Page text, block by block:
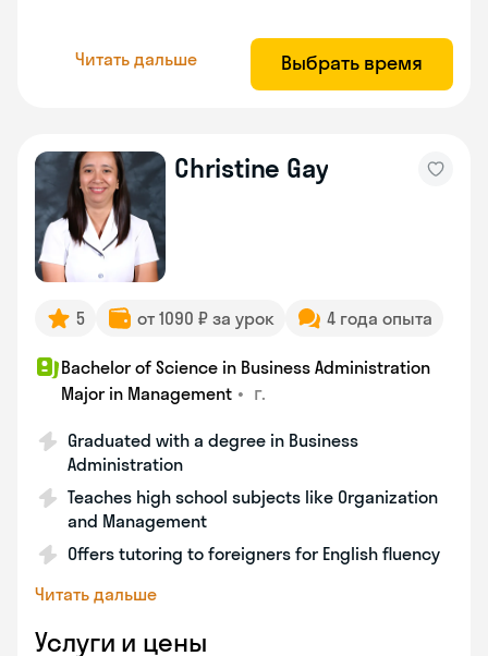
Читать дальше Выбрать время
Christine Gay
5 от 1090 ₽ за урок 4 года опыта
Bachelor of Science in Business Administration
Major in Management • г.
Graduated with a degree in Business
Administration
Teaches high school subjects like Organization
and Management
Offers tutoring to foreigners for English fluency
Читать дальше
Услуги и цены